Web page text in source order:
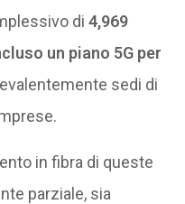
di 4,969
un piano 5G per
sedi di
in fibra di queste
parziale, sia